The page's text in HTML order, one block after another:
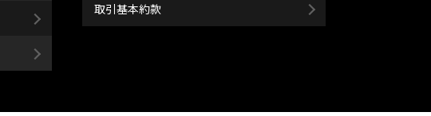
取引基本約款